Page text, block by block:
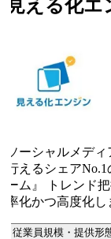
える化エ
ーシャルメディ
えるシェアNo.1
ム』 トレンド把
化かつ高度化しま
従業員規模・提供形態